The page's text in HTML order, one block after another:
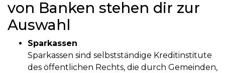
von Banken stehen dir zur
Auswahl
Sparkassen
Sparkassen sind selbstständige Kreditinstitute
des öffentlichen Rechts, die durch Gemeinden,